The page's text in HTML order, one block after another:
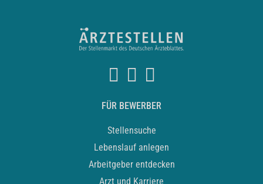
FÜR BEWERBER
Stellensuche
Lebenslauf anlegen
Arbeitgeber entdecken
Arzt und Karriere